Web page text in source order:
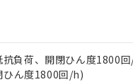
負荷、開閉ひん度1800
ひん度1800回/h)